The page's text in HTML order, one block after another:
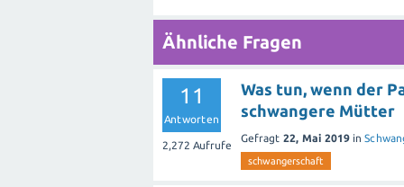
Ruhen Sie sich aus: Stress und
Gönnen Sie sich ausreichend Ruhe
Akupressurpunkte stimulieren:
lindern kann. Ein bekannter Punkt
Fingerbreit unterhalb des
möglicherweise Erleichterung von
Ähnliche Fragen
11
Antworten
2,272 Aufrufe
Was tun, wenn der
schwangere Mütter
Gefragt 22, Mai 2019 in
schwangerschaft